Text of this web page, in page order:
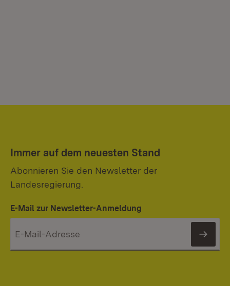
Immer auf dem neuesten Stand
Abonnieren Sie den Newsletter der
Landesregierung.
E-Mail zur Newsletter-Anmeldung